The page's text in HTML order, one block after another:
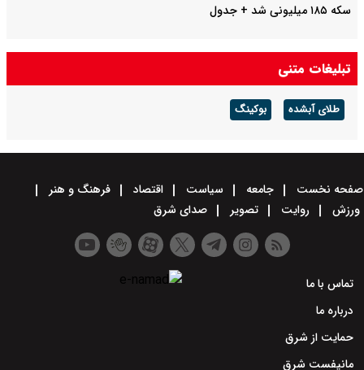
سکه ۱۸۵ میلیونی شد + جدول
تبلیغات متنی
طلای آبشده بوکینگ
صفحه نخست جامعه سیاست اقتصاد
فرهنگ و هنر
ورزش
روایت تصویر صدای شرق
تماس با ما
درباره ما
حمایت از شرق
مانیفست شرق